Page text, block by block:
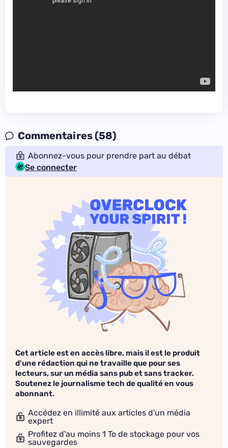
Commentaires (58)
Abonnez-vous pour prendre part au débat
Se connecter
Cet article est en accès libre, mais il est le produit
d'une rédaction qui ne travaille que pour ses
lecteurs, sur un média sans pub et sans tracker.
Soutenez le journalisme tech de qualité en vous
abonnant.
Accédez en illimité aux articles d'un média
expert
Profitez d'au moins 1 To de stockage pour vos
sauvegardes